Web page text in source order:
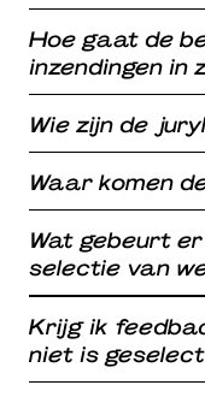
Hoe gaat de
inzendingen in
Wie zijn de
Waar komen
Wat gebeurt
selectie van
Krijg ik
niet is